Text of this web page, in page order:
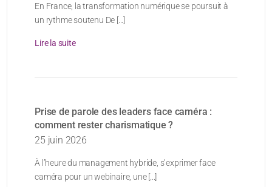
En France, la transformation numérique se poursuit à
un rythme soutenu De [...]
Lire la suite
Prise de parole des leaders face caméra :
comment rester charismatique ?
25 juin 2026
À l’heure du management hybride, s’exprimer face
caméra pour un webinaire, une [...]